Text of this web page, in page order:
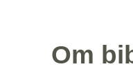
Om